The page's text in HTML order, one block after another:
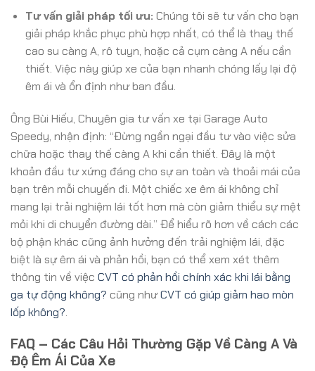
Tư vấn giải pháp tối ưu: Chúng tôi sẽ tư vấn cho bạn
giải pháp khắc phục phù hợp nhất, có thể là thay thế
cao su càng A, rô tuyn, hoặc cả cụm càng A nếu cần
thiết. Việc này giúp xe của bạn nhanh chóng lấy lại độ
êm ái và ổn định như ban đầu.
Ông Bùi Hiếu, Chuyên gia tư vấn xe tại Garage Auto
Speedy, nhận định: “Đừng ngần ngại đầu tư vào việc sửa
chữa hoặc thay thế càng A khi cần thiết. Đây là một
khoản đầu tư xứng đáng cho sự an toàn và thoải mái của
bạn trên mỗi chuyến đi. Một chiếc xe êm ái không chỉ
mang lại trải nghiệm lái tốt hơn mà còn giảm thiểu sự mệt
mỏi khi di chuyển đường dài.” Để hiểu rõ hơn về cách các
bộ phận khác cũng ảnh hưởng đến trải nghiệm lái, đặc
biệt là sự êm ái và phản hồi, bạn có thể xem xét thêm
thông tin về việc CVT có phản hồi chính xác khi lái bằng
ga tự động không? cũng nhưCVT có giúp giảm hao mòn
lốp không?.
FAQ – Các Câu Hỏi Thường Gặp Về Càng A Và
Độ Êm Ái Của Xe